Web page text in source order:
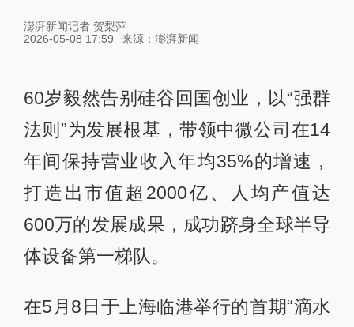
澎湃新闻记者 贺梨萍
2026-05-08 17:59
来源： 澎湃新闻
60岁毅然告别硅谷回国创业，以“强群
法则”为发展根基，带领中微公司在14
年间保持营业收入年均35%的增速，
打造出市值超2000亿、人均产值达
600万的发展成果，成功跻身全球半导
体设备第一梯队。
在5月8日于上海临港举行的首期“滴水